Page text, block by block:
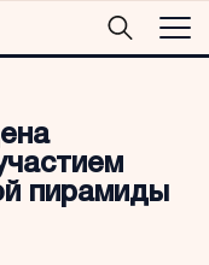
пирамиды